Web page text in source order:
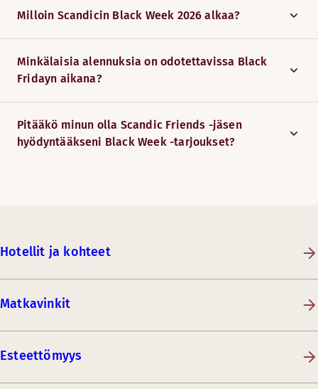
Milloin Scandicin Black Week 2026 alkaa?
Minkälaisia alennuksia on odotettavissa Black
Fridayn aikana?
Pitääkö minun olla Scandic Friends -jäsen
hyödyntääkseni Black Week -tarjoukset?
Hotellit ja kohteet
Matkavinkit
Esteettömyys